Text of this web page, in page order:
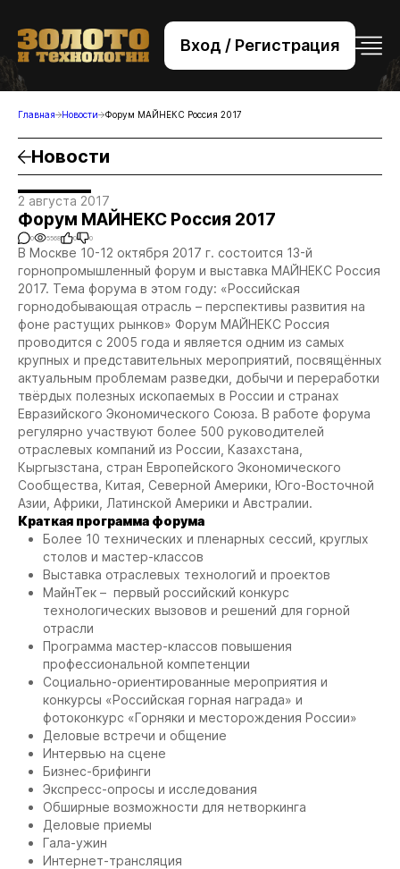
Вход / Регистрация
+7 (495) 221-76-32
bsv@zolteh.ru
Главная Новости Форум МАЙНЕКС Россия 2017
Новости
2 августа 2017
Форум МАЙНЕКС Россия 2017
0 5568 0 0
В Москве 10-12 октября 2017 г. состоится 13-й
горнопромышленный форум и выставка МАЙНЕКС Россия
2017. Тема форума в этом году: «Российская
горнодобывающая отрасль – перспективы развития на
фоне растущих рынков» Форум МАЙНЕКС Россия
проводится с 2005 года и является одним из самых
крупных и представительных мероприятий, посвящённых
актуальным проблемам разведки, добычи и переработки
твёрдых полезных ископаемых в России и странах
Евразийского Экономического Союза. В работе форума
регулярно участвуют более 500 руководителей
отраслевых компаний из России, Казахстана,
Кыргызстана, стран Европейского Экономического
Сообщества, Китая, Северной Америки, Юго-Восточной
Азии, Африки, Латинской Америки и Австралии.
Краткая программа форума
Более 10 технических и пленарных сессий, круглых
столов и мастер-классов
Выставка отраслевых технологий и проектов
МайнТек – первый российский конкурс
технологических вызовов и решений для горной
отрасли
Программа мастер-классов повышения
профессиональной компетенции
Социально-ориентированные мероприятия и
конкурсы «Российская горная награда» и
фотоконкурс «Горняки и месторождения России»
Деловые встречи и общение
Интервью на сцене
Бизнес-брифинги
Экспресс-опросы и исследования
Обширные возможности для нетворкинга
Деловые приемы
Гала-ужин
Интернет-трансляция